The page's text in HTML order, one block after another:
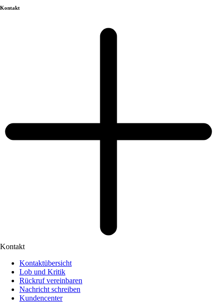
Kontakt
Kontakt
Kontaktübersicht
Lob und Kritik
Rückruf vereinbaren
Nachricht schreiben
Kundencenter